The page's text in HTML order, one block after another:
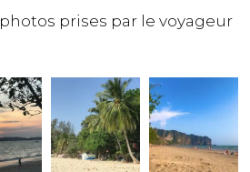
prises par le voyageur